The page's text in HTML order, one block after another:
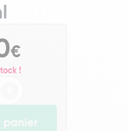
€
!
panier